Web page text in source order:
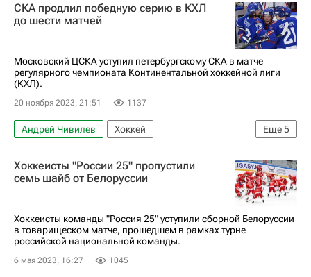
Динамо (Минск)
СКА продлил победную серию в КХЛ
до шести матчей
Московский ЦСКА уступил петербургскому СКА в матче
регулярного чемпионата Континентальной хоккейной лиги
(КХЛ).
20 ноября 2023, 21:51 1137
Еще5
Андрей Чивилев
Хоккей
Владислав Каменев
ЦСКА
СКА (Санкт-Петербург)
Василий Глотов
Хоккеисты "России 25" пропустили
семь шайб от Белоруссии
Хоккеисты команды "Россия 25" уступили сборной Белоруссии
в товарищеском матче, прошедшем в рамках турне
российской национальной команды.
6 мая 2023, 16:27 1045